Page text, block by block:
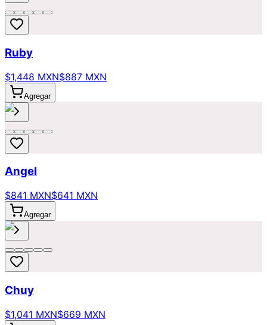
Ruby
$1,448 MXN$887 MXN
Agregar
Angel
$841 MXN$641 MXN
Agregar
Chuy
$1,041 MXN$669 MXN